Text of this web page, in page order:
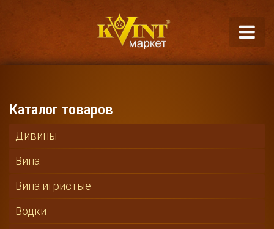
Каталог товаров
Дивины
Вина
Вина игристые
Водки